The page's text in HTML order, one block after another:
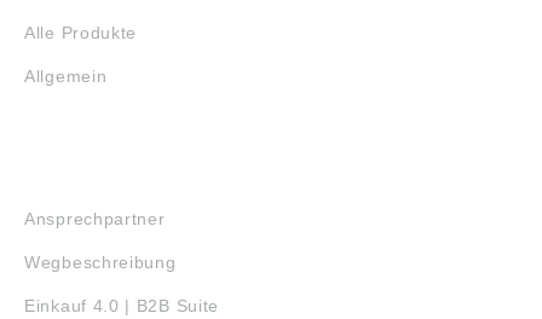
Alle Produkte
Allgemein
Ansprechpartner
Wegbeschreibung
Einkauf 4.0 | B2B Suite